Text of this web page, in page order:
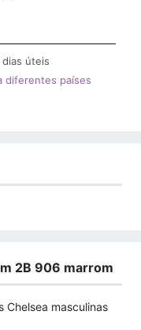
úteis
diferentes países
2B 906 marrom
Chelsea masculinas